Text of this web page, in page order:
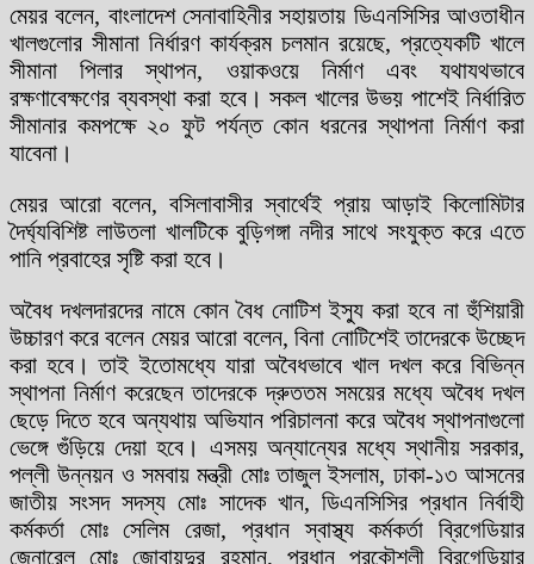
মেয়র বলেন, বাংলাদেশ সেনাবাহিনীর সহায়তায় ডিএনসিসির আওতাধীন
খালগুলোর সীমানা নির্ধারণ কার্যক্রম চলমান রয়েছে, প্রত্যেকটি খালে
সীমানা পিলার স্থাপন, ওয়াকওয়ে নির্মাণ এবং যথাযথভাবে
রক্ষণাবেক্ষণের ব্যবস্থা করা হবে। সকল খালের উভয় পাশেই নির্ধারিত
সীমানার কমপক্ষে ২০ ফুট পর্যন্ত কোন ধরনের স্থাপনা নির্মাণ করা
যাবেনা।
মেয়র আরো বলেন, বসিলাবাসীর স্বার্থেই প্রায় আড়াই কিলোমিটার
দৈর্ঘ্যবিশিষ্ট লাউতলা খালটিকে বুড়িগঙ্গা নদীর সাথে সংযুক্ত করে এতে
পানি প্রবাহের সৃষ্টি করা হবে।
অবৈধ দখলদারদের নামে কোন বৈধ নোটিশ ইস্যু করা হবে না হুঁশিয়ারী
উচ্চারণ করে বলেন মেয়র আরো বলেন, বিনা নোটিশেই তাদেরকে উচ্ছেদ
করা হবে। তাই ইতোমধ্যে যারা অবৈধভাবে খাল দখল করে বিভিন্ন
স্থাপনা নির্মাণ করেছেন তাদেরকে দ্রুততম সময়ের মধ্যে অবৈধ দখল
ছেড়ে দিতে হবে অন্যথায় অভিযান পরিচালনা করে অবৈধ স্থাপনাগুলো
ভেঙ্গে গুঁড়িয়ে দেয়া হবে। এসময় অন্যান্যের মধ্যে স্থানীয় সরকার,
পল্লী উন্নয়ন ও সমবায় মন্ত্রী মোঃ তাজুল ইসলাম, ঢাকা-১৩ আসনের
জাতীয় সংসদ সদস্য মোঃ সাদেক খান, ডিএনসিসির প্রধান নির্বাহী
কর্মকর্তা মোঃ সেলিম রেজা, প্রধান স্বাস্থ্য কর্মকর্তা ব্রিগেডিয়ার
জেনারেল মোঃ জোবায়দুর রহমান, প্রধান প্রকৌশলী ব্রিগেডিয়ার